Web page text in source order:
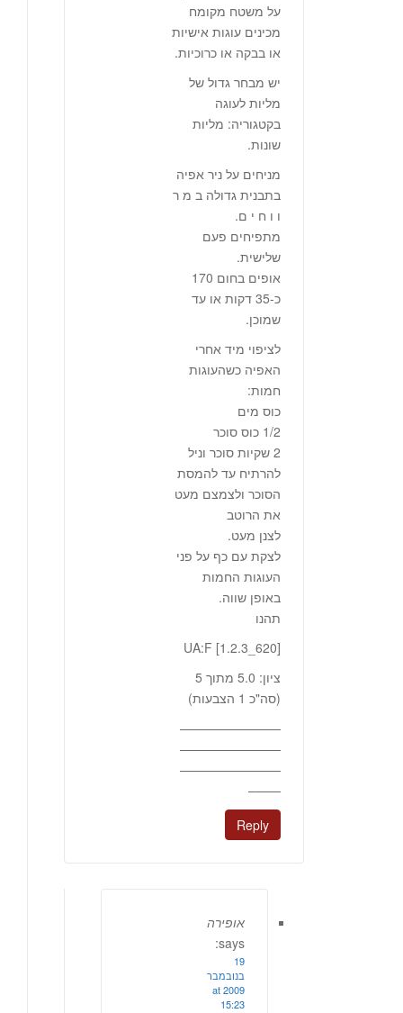
על משטח מקומח
מכינים עוגות אישיות
או בבקה או כרוכיות.
יש מבחר גדול של
מליות לעוגה
בקטגוריה: מליות
שונות.
מניחים על ניר אפיה
בתבנית גדולה ב מ ר
ו ו ח י ם.
מתפיחים פעם
שלישית.
אופים בחום 170
כ-35 דקות או עד
שמוכן.
לציפוי מיד אחרי
האפיה כשהעוגות
חמות:
כוס מים
1/2 כוס סוכר
2 שקיות סוכר וניל
להרתיח עד להמסת
הסוכר ולצמצם מעט
את הרוטב
לצנן מעט.
לצקת עם כף על פני
העוגות החמות
באופן שווה.
תהנו
UA:F [1.2.3_620]
ציון: 5.0 מתוך 5
(סה"כ 1 הצבעות)
————————
————————
————————
——–
Reply
אופירה
says:
19
בנובמבר
2009 at
15:23